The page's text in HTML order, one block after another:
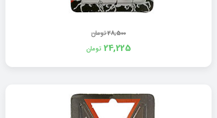
28,500تومان
24,225 تومان